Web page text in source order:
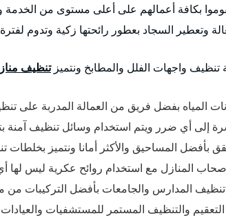
بكافة أعمالهم على أعلى مستوى من
وتعطير السجاد بعطور رائحتها زكية وتدوم
تنظيف واجهات الفلل والمطابخ ونتميزتنظيف
المياه بفضل فريق من العمالة المدربة على
إلى أي ضرر ويتم استخدام وسائل تنظيف آمنة
بأفضل المساحيق والأكثر أمانا ونتميز بخلطات
المنازل مع استخدام روائح عكرية ليس لها
المدارس والجامعات بأفضل التركيبات من
والتنظيف المستمر للمستشفيات والعيادات